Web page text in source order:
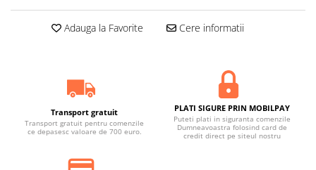
Adauga la Favorite Cere informatii
Transport gratuit
Transport gratuit pentru comenzile
ce depasesc valoare de 700 euro.
PLATI SIGURE PRIN MOBILPAY
Puteti plati in siguranta comenzile
Dumneavoastra folosind card de
credit direct pe siteul nostru